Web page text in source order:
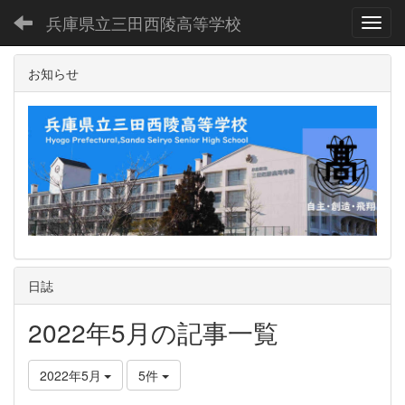
兵庫県立三田西陵高等学校
お知らせ
日誌
2022年5月の記事一覧
2022年5月 5件